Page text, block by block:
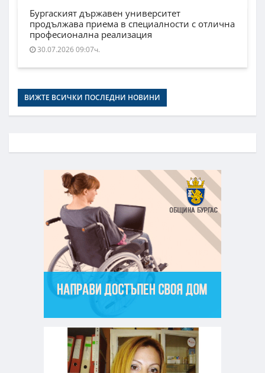
Бургаският държавен университет
продължава приема в специалности с отлична
професионална реализация
30.07.2026 09:07ч.
ВИЖТЕ ВСИЧКИ ПОСЛЕДНИ НОВИНИ